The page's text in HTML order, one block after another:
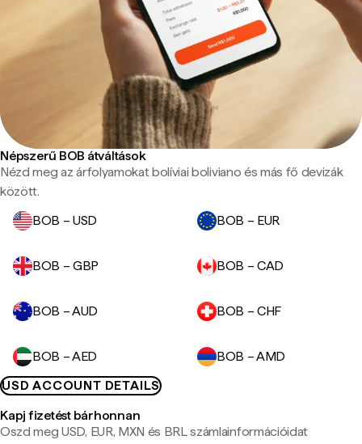
Népszerű BOB átváltások
Nézd meg az árfolyamokat bolíviai boliviano és más fő devizák
között.
BOB – USD
BOB – EUR
BOB – GBP BOB – CAD
BOB – AUD BOB – CHF
BOB – AED
BOB – AMD
USD ACCOUNT DETAILS
Kapj fizetést bárhonnan
Oszd meg USD, EUR, MXN és BRL számlainformációidat